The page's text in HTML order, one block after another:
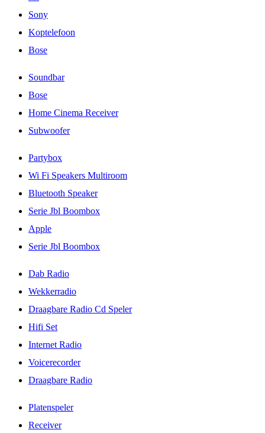
Sony
Koptelefoon
Bose
Soundbar
Bose
Home Cinema Receiver
Subwoofer
Partybox
Wi Fi Speakers Multiroom
Bluetooth Speaker
Serie Jbl Boombox
Apple
Serie Jbl Boombox
Dab Radio
Wekkerradio
Draagbare Radio Cd Speler
Hifi Set
Internet Radio
Voicerecorder
Draagbare Radio
Platenspeler
Receiver